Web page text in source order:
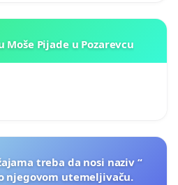
Moše Pijade u Pozarevcu
treba da nosi naziv “
njegovom utemeljivaču.